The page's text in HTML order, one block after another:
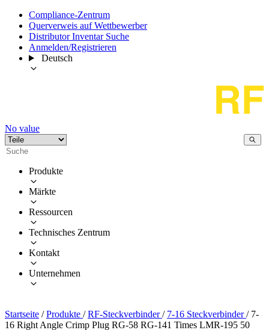
Compliance-Zentrum
Querverweis auf Wettbewerber
Distributor Inventar Suche
Anmelden/Registrieren
Deutsch
No value
Produkte
Märkte
Ressourcen
Technisches Zentrum
Kontakt
Unternehmen
Startseite / Produkte / RF-Steckverbinder/ 7-16 Steckverbinder/ 7-
16 Right Angle Crimp Plug RG-58 RG-141 Times LMR-195 50